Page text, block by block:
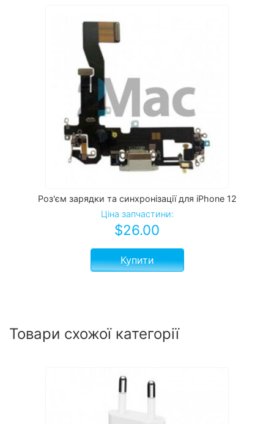
Роз'єм зарядки та синхронізації для iPhone 12
Ціна запчастини:
$26.00
Купити
Товари схожої категорії